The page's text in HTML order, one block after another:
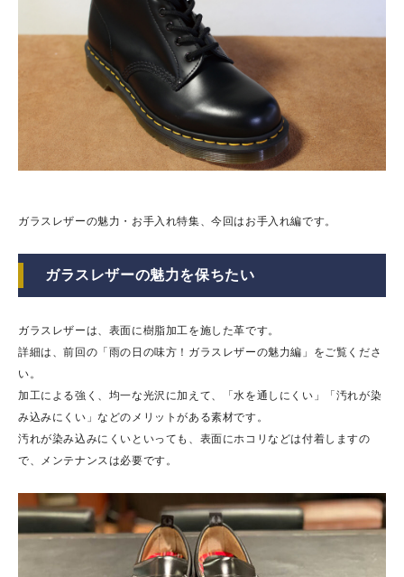
ガラスレザーの魅力・お手入れ特集、今回はお手入れ編です。
ガラスレザーの魅力を保ちたい
ガラスレザーは、表面に樹脂加工を施した革です。
詳細は、前回の「雨の日の味方！ガラスレザーの魅力編 」をご覧くださ
い。
加工による強く、均一な光沢に加えて、「水を通しにくい」「汚れが染
み込みにくい」などのメリットがある素材です。
汚れが染み込みにくいといっても、表面にホコリなどは付着しますの
で、メンテナンスは必要です。